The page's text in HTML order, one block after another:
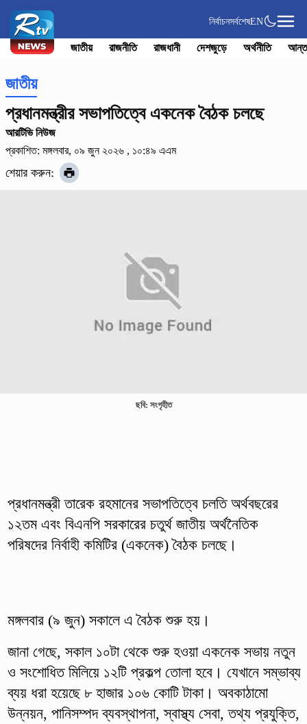
নির্বাচনসর্বশেষEN
জাতীয় রাজনীতি রাজধানী দেশজুড়ে অর্থনীতি
জাতীয়
প্রধানমন্ত্রীর সভাপতিত্বে একনেক বৈঠক চলছে
আরটিভি নিউজ
প্রকাশিত: মঙ্গলবার, ০৯ জুন ২০২৬ , ১০:৪৯ এএম
শেয়ার করুন:
ছবি: সংগৃহীত
প্রধানমন্ত্রী তারেক রহমানের সভাপতিত্বে চলতি অর্থবছরের
১২তম এবং বিএনপি সরকারের চতুর্থ জাতীয় অর্থনৈতিক
পরিষদের নির্বাহী কমিটির (একনেক) বৈঠক চলছে।
মঙ্গলবার (৯ জুন) সকালে এ বৈঠক শুরু হয়।
জানা গেছে, সকাল ১০টা থেকে শুরু হওয়া একনেক সভায় নতুন
ও সংশোধিত মিলিয়ে ১২টি প্রকল্প তোলা হবে। যেখানে সম্ভাব্য
ব্যয় ধরা হয়েছে ৮ হাজার ১০৬ কোটি টাকা। অবকাঠামো
উন্নয়ন, পানিসম্পদ ব্যবস্থাপনা, স্বাস্থ্য সেবা, তথ্য প্রযুক্তি,